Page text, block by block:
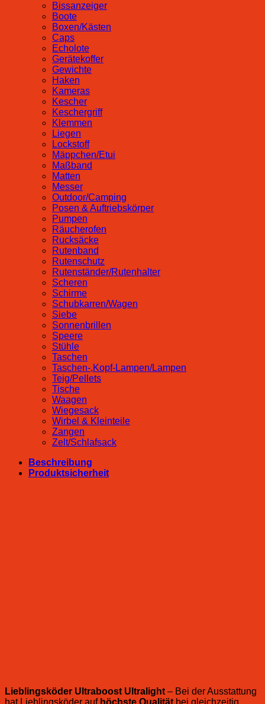
Bissanzeiger
Boote
Boxen/Kästen
Caps
Echolote
Gerätekoffer
Gewichte
Haken
Kameras
Kescher
Keschergriff
Klemmen
Liegen
Lockstoff
Mäppchen/Etui
Maßband
Matten
Messer
Outdoor/Camping
Posen & Auftriebskörper
Pumpen
Räucherofen
Rucksäcke
Rutenband
Rutenschutz
Rutenständer/Rutenhalter
Scheren
Schirme
Schubkarren/Wagen
Siebe
Sonnenbrillen
Speere
Stühle
Taschen
Taschen-,Kopf-Lampen/Lampen
Teig/Pellets
Tische
Waagen
Wiegesack
Wirbel & Kleinteile
Zangen
Zelt/Schlafsack
Beschreibung
Produktsicherheit
Lieblingsköder Ultraboost Ultralight – Bei der Ausstattung